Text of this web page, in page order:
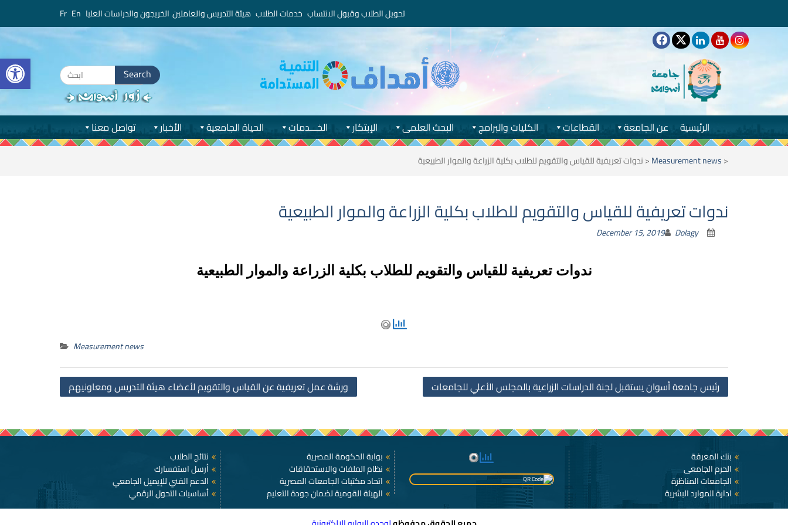
تحويل الطلاب وقبول الانتساب خدمات الطلاب هيئة التدريس والعاملين الخريجون والدراسات العليا
Search
for:
تواصل معنا الأخبار الحياة الجامعية الخـــدمات الإبتكار البحث العلمى الكليات والبرامج القطاعات عن الجامعة الرئيسية
<
Measurement news
<ندوات تعريفية للقياس والتقويم للطلاب بكلية الزراعة والموار الطبيعية
ندوات تعريفية للقياس والتقويم للطلاب بكلية الزراعة والموار الطبيعية
December 15, 2019 Dolagy
ندوات تعريفية للقياس والتقويم للطلاب بكلية الزراعة والموار الطبيعية
Measurement news
ورشة عمل تعريفية عن القياس والتقويم لأعضاء هيئة التدريس ومعاونيهم رئيس جامعة أسوان يستقبل لجنة الدراسات الزراعية بالمجلس الأعلي للجامعات
نتائج الطلاب
أرسل استفسارك
الدعم الفني للإيميل الجامعي
أساسيات التحول الرقمي
بوابة الحكومة المصرية
نظام الملفات والاستحقاقات
اتحاد مكتبات الجامعات المصرية
الهيئة القومية لضمان جودة التعليم
بنك المعرفة
الحرم الجامعى
الجامعات المناظرة
ادارة الموارد البشرية